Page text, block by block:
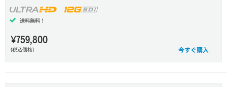
India
送料無料！
¥759,800
(税込価格) 今すぐ購入